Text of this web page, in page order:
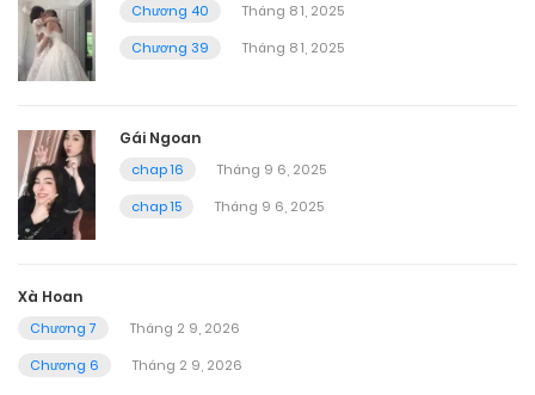
Chương 40
Tháng 8 1, 2025
Chương 39
Tháng 8 1, 2025
Gái Ngoan
chap 16
Tháng 9 6, 2025
chap 15
Tháng 9 6, 2025
Xà Hoan
Chương 7
Tháng 2 9, 2026
Chương 6
Tháng 2 9, 2026